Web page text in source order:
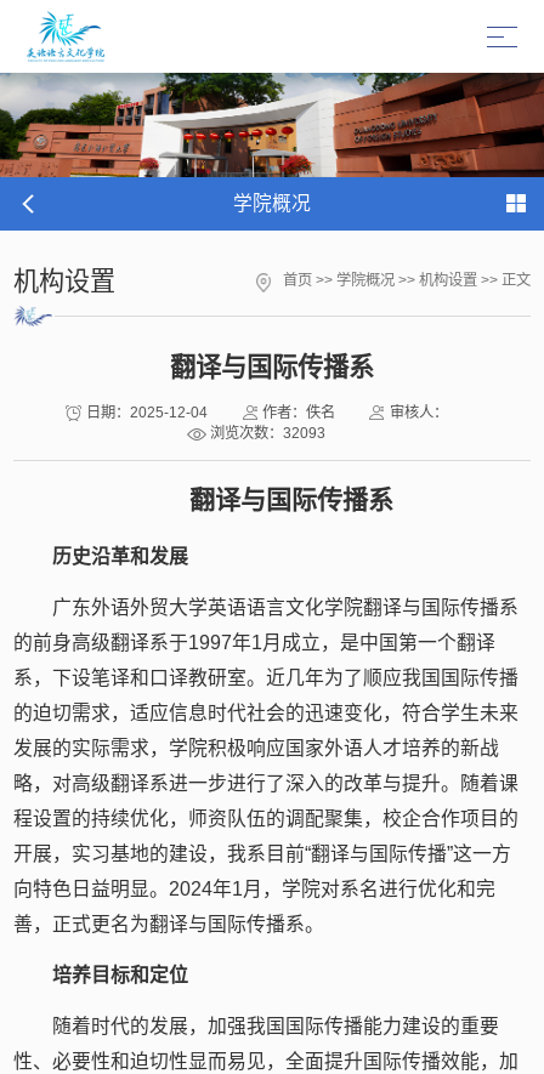
学院概况
机构设置 首页 >> 学院概况>> 机构设置>> 正文
翻译与国际传播系
日期：2025-12-04 作者：佚名
审核人：
浏览次数： 32093
翻译与国际传播系
历史沿革和发展
广东外语外贸大学英语语言文化学院翻译与国际传播系
的前身高级翻译系于1997年1月成立，是中国第一个翻译
系，下设笔译和口译教研室。近几年为了顺应我国国际传播
的迫切需求，适应信息时代社会的迅速变化，符合学生未来
发展的实际需求，学院积极响应国家外语人才培养的新战
略，对高级翻译系进一步进行了深入的改革与提升。随着课
程设置的持续优化，师资队伍的调配聚集，校企合作项目的
开展，实习基地的建设，我系目前“翻译与国际传播”这一方
向特色日益明显。2024年1月，学院对系名进行优化和完
善，正式更名为翻译与国际传播系。
培养目标和定位
随着时代的发展，加强我国国际传播能力建设的重要
性、必要性和迫切性显而易见，全面提升国际传播效能，加